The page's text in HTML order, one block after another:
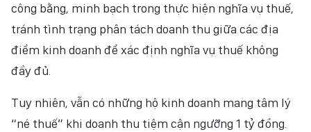
công bằng, minh bạch trong thực hiện nghĩa vụ thuế,
tránh tình trạng phân tách doanh thu giữa các địa
điểm kinh doanh để xác định nghĩa vụ thuế không
đầy đủ.
Tuy nhiên, vẫn có những hộ kinh doanh mang tâm lý
“né thuế” khi doanh thu tiệm cận ngưỡng 1 tỷ đồng.